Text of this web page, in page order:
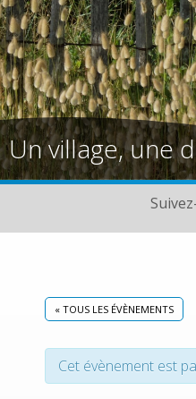
Un village, une
« TOUS LES ÉVÈNEMENTS
Cet évènement est